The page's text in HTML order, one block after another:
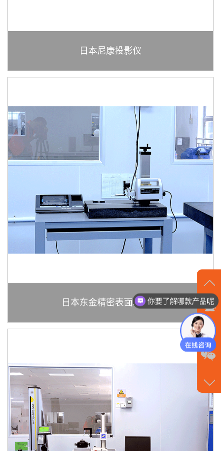
日本尼康投影仪
日本东金精密表面粗度仪
在
线
沟
通
点
我
你要了解哪款产品呢
我们家质量有保证，服务有保障